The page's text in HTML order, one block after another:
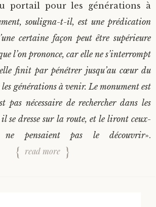
portail pour les générations à
souligna-t-il, est une prédication
certaine façon peut être supérieure
l’on prononce, car elle ne s’interrompt
finit par pénétrer jusqu’au cœur du
les générations à venir. Le monument est
pas nécessaire de rechercher dans les
se dresse sur la route, et le liront ceux-
pensaient pas le découvrir».
read more